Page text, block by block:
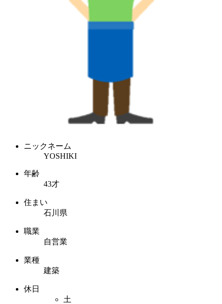
ニックネーム
YOSHIKI
年齢
43才
住まい
石川県
職業
自営業
業種
建築
休日
土